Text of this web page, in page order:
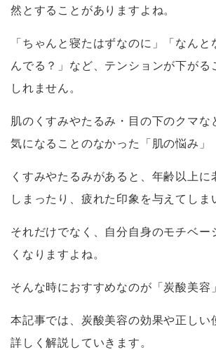
然とすることがありますよね。
「ちゃんと寝たはずなのに」「なんと
んでる？」など、テンションが下がる
しれません。
肌のくすみやたるみ・目の下のクマな
気になることのなかった「肌の悩み」
くすみやたるみがあると、年齢以上に
しまったり、疲れた印象を与えてしま
それだけでなく、自分自身のモチベー
くなりますよね。
そんな時におすすめなのが「炭酸美容
本記事では、炭酸美容の効果や正しい
詳しく解説していきます。